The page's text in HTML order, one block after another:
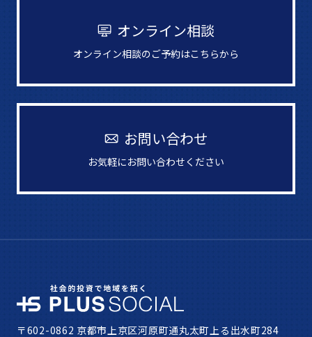
オンライン相談
オンライン相談のご予約はこちらから
お問い合わせ
お気軽にお問い合わせください
〒602-0862 京都市上京区河原町通丸太町上る出水町284